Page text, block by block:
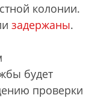
колонии.
задержаны.
будет
проверки